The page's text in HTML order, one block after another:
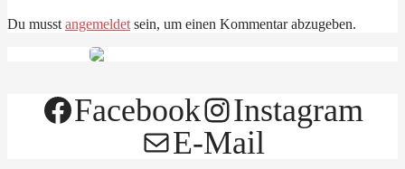
Du musst angemeldet sein, um einen Kommentar abzugeben.
Facebook
Instagram
E-Mail